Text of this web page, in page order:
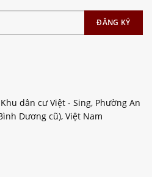
dân cư Việt - Sing, Phường An
Dương cũ), Việt Nam